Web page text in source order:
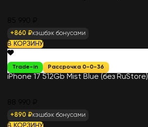
+860 ₽кэшбэк бонусами
В КОРЗИНУ
Trade-in Рассрочка 0-0-36
iPhone 17 512Gb Mist Blue (без
+890 ₽кэшбэк бонусами
В КОРЗИНУ